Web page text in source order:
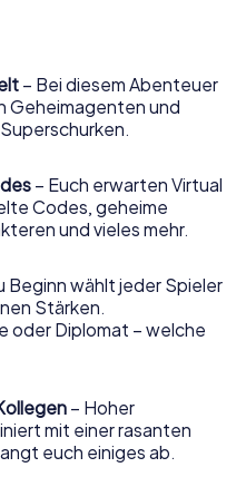
hören Sie feindliche
sein, um die
zu James Bond
zu stillen Helden: Sie
Bildergalerie.
Llíria zu Ihrem ganz
Holen Sie sich Ihre
– Bei diesem Abenteuer
Geheimagenten und
– Euch erwarten Virtual
Codes, geheime
und vieles mehr.
Beginn wählt jeder Spieler
Stärken.
oder Diplomat – welche
– Hoher
mit einer rasanten
euch einiges ab.